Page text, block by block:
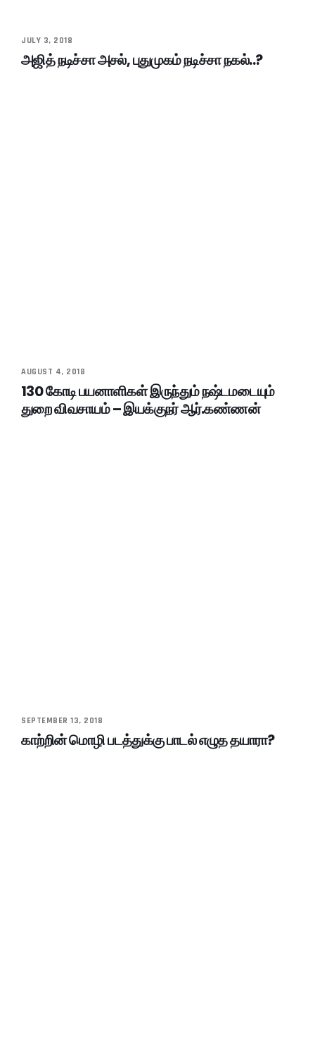
JULY 3, 2018
அஜித் நடிச்சா அசல், புதுமுகம் நடிச்சா நகல்..?
AUGUST 4, 2018
130 கோடி பயனாளிகள் இருந்தும் நஷ்டமடையும்
துறை விவசாயம் – இயக்குநர் ஆர்.கண்ணன்
SEPTEMBER 13, 2018
காற்றின் மொழி படத்துக்கு பாடல் எழுத தயாரா?